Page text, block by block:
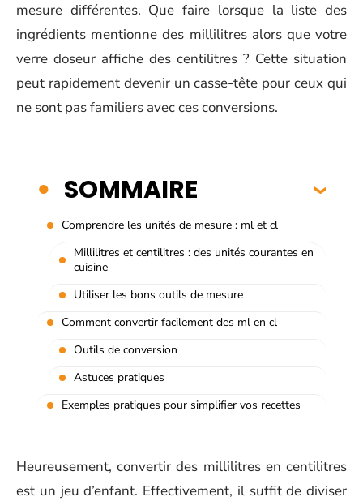
mesure différentes. Que faire lorsque la liste des
ingrédients mentionne des millilitres alors que votre
verre doseur affiche des centilitres ? Cette situation
peut rapidement devenir un casse-tête pour ceux qui
ne sont pas familiers avec ces conversions.
SOMMAIRE
Comprendre les unités de mesure : ml et cl
Millilitres et centilitres : des unités courantes en
cuisine
Utiliser les bons outils de mesure
Comment convertir facilement des ml en cl
Outils de conversion
Astuces pratiques
Exemples pratiques pour simplifier vos recettes
Heureusement, convertir des millilitres en centilitres
est un jeu d’enfant. Effectivement, il suffit de diviser